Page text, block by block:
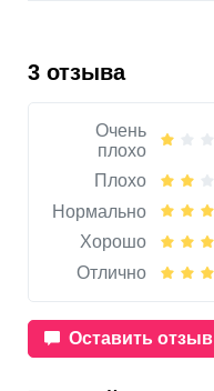
3 отзыва
Очень
плохо
Плохо
Нормально
Хорошо
Отлично
Оставить отзыв